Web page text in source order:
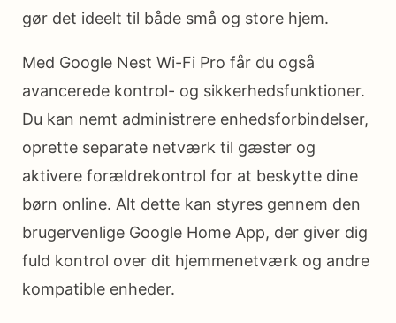
gør det ideelt til både små og store hjem.
Med Google Nest Wi-Fi Pro får du også
avancerede kontrol- og sikkerhedsfunktioner.
Du kan nemt administrere enhedsforbindelser,
oprette separate netværk til gæster og
aktivere forældrekontrol for at beskytte dine
børn online. Alt dette kan styres gennem den
brugervenlige Google Home App, der giver dig
fuld kontrol over dit hjemmenetværk og andre
kompatible enheder.